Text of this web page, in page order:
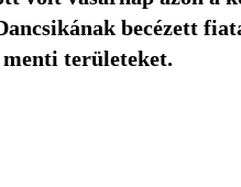
becézett
területeket.